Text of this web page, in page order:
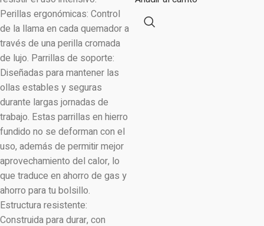
Perillas ergonómicas: Control
de la llama en cada quemador a
través de una perilla cromada
de lujo. Parrillas de soporte:
Diseñadas para mantener las
ollas estables y seguras
durante largas jornadas de
trabajo. Estas parrillas en hierro
fundido no se deforman con el
uso, además de permitir mejor
aprovechamiento del calor, lo
que traduce en ahorro de gas y
ahorro para tu bolsillo.
Estructura resistente:
Construida para durar, con